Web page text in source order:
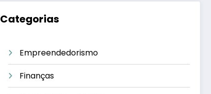
Categorias
Empreendedorismo
Finanças